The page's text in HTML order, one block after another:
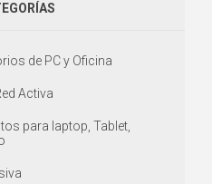
de PC y Oficina
Activa
para laptop, Tablet,